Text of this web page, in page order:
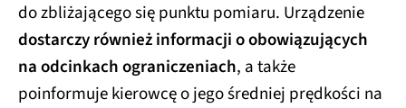
do zbliżającego się punktu pomiaru. Urządzenie
dostarczy również informacji o obowiązujących
na odcinkach ograniczeniach, a także
poinformuje kierowcę o jego średniej prędkości na